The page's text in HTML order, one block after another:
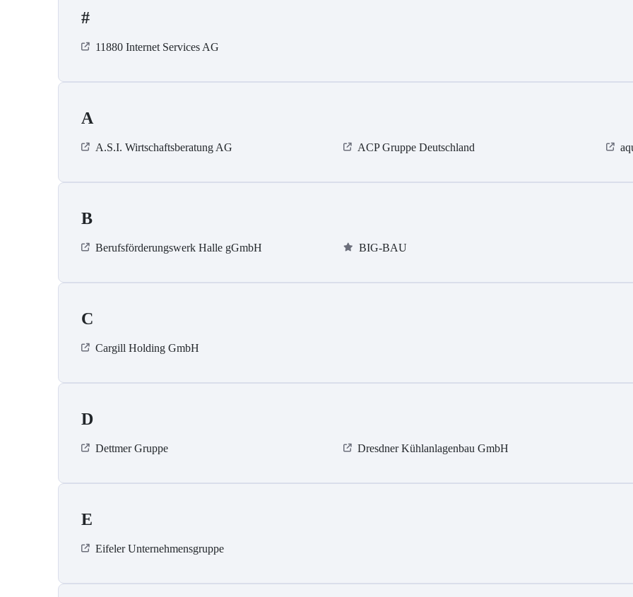
#
11880 Internet Services AG
A
A.S.I. Wirtschaftsberatung AG ACP Gruppe Deutschland
B
Berufsförderungswerk Halle gGmbH BIG-BAU
C
Cargill Holding GmbH
D
Dettmer Gruppe Dresdner Kühlanlagenbau GmbH
E
Eifeler Unternehmensgruppe